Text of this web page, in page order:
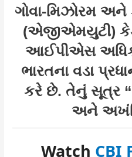
ગોવા-મિઝોરમ અને
(એજીએમયુટી)
આઈપીએસ
ભારતના વડા
કરે છે. તેનું સૂત્ર
અને
Watch CBI